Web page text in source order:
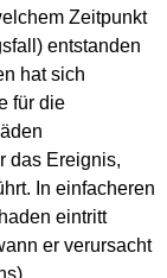
Zeitpunkt
entstanden
hat sich
für die
das Ereignis,
In einfacheren
eintritt
er verursacht